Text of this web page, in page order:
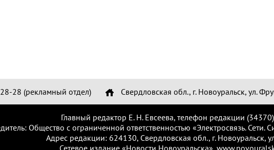
28 (рекламный отдел) Свердловская обл., г. Новоуральск, ул.
Главный редактор Е. Н. Евсеева, телефон редакции
Общество с ограниченной ответственностью «Электросвязь. Сети.
Адрес редакции: 624130, Свердловская обл., г. Новоуральск,